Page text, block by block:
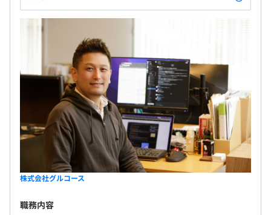
プロジェクトごとに選択、アジャイル、ペアプロ、チケッ
ト駆動開発、プロトタイピング
Elastic Kubernetes Service、Amazon CloudWatch
関東ITソフトウェア健康保険組合加入
健康保険・厚生年金加入、雇用保険・労災保険適用
女性2人/1人
役員及び管理的地位にある者に占める女性の割合
管理職0.0%
株式会社グルコース
職務内容